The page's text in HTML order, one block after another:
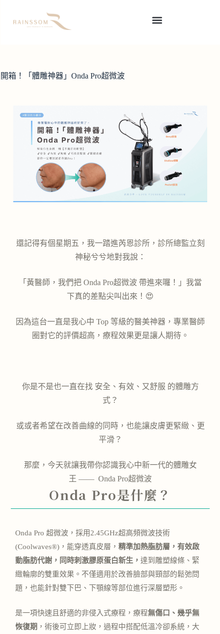
開箱！「體雕神器」Onda Pro超微波
還記得有個星期五，我一踏進芮恩診所，診所總監立刻
神秘兮兮地對我說：
「黃醫師，我們把 Onda Pro超微波 帶進來囉！」 我當
下真的差點尖叫出來！😍
因為這台一直是我心中 Top 等級的醫美神器，專業醫師
圈對它的評價超高，療程效果更是讓人期待。
你是不是也一直在找 安全、有效、又舒服 的體雕方
式？
或或者希望在改善曲線的同時，也能讓皮膚更緊緻、更
平滑？
那麼，今天就讓我帶你認識我心中新一代的體雕女
王 —— Onda Pro超微波
Onda Pro是什麼？
Onda Pro 超微波，採用2.45GHz超高頻微波技術
(Coolwaves®)，能穿透真皮層， 精準加熱脂肪層，有效啟
動脂肪代謝，同時刺激膠原蛋白新生， 達到雕塑線條、緊
緻輪廓的雙重效果。不僅適用於改善臉部與頸部的鬆弛問
題，也能針對雙下巴、下顎線等部位進行深層塑形。
是一項快速且舒適的非侵入式療程，療程無傷口、幾乎無
恢復期 ，術後可立即上妝，過程中搭配低溫冷卻系統，大